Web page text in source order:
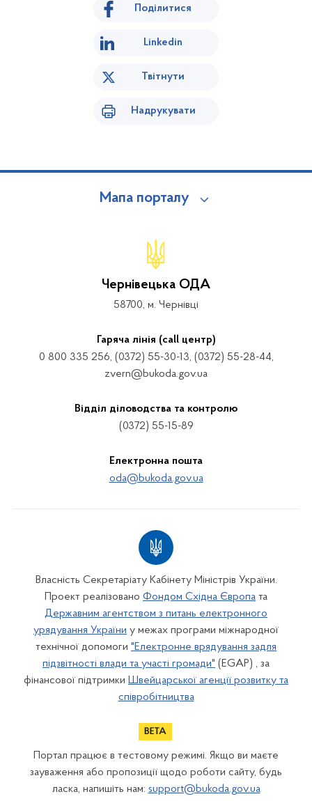
Поділитися
Linkedin
Твітнути
Надрукувати
Мапа порталу
Чернівецька ОДА
58700, м. Чернівці
Гаряча лінія (call центр)
0 800 335 256, (0372) 55-30-13, (0372) 55-28-44,
zvern@bukoda.gov.ua
Відділ діловодства та контролю
(0372) 55-15-89
Електронна пошта
oda@bukoda.gov.ua
Власність Секретаріату Кабінету Міністрів України.
Проект реалізовано Фондом Східна Європа та
Державним агентством з питань електронного
урядування України у межах програми міжнародної
технічної допомоги "Електронне врядування задля
підзвітності влади та участі громади" (EGAP) , за
фінансової підтримки Швейцарської агенції розвитку та
співробітництва
Портал працює в тестовому режимі. Якщо ви маєте
зауваження або пропозиції щодо роботи сайту, будь
ласка, напишіть нам: support@bukoda.gov.ua